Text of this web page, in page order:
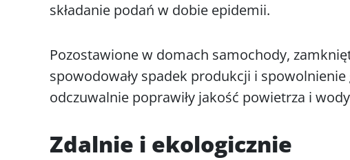
składanie podań w dobie epidemii.
Pozostawione w domach samochody,
spowodowały spadek produkcji i
odczuwalnie poprawiły jakość powietrza i
Zdalnie i ekologicznie